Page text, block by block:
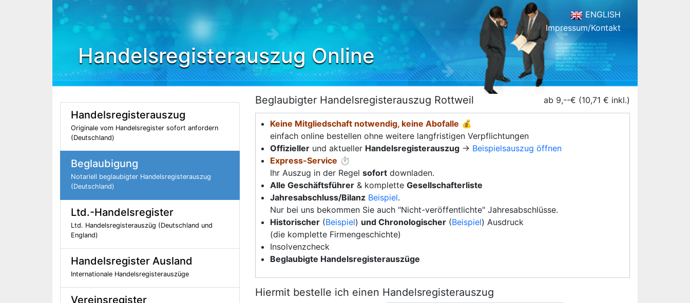
Handelsregisterauszug Online
ENGLISH
Impressum/Kontakt
Handelsregisterauszug
Originale vom Handelsregister sofort anfordern
(Deutschland)
Beglaubigung
Notariell beglaubigter Handelsregisterauszug
(Deutschland)
Ltd.-Handelsregister
Ltd. Handelsregisterauszüg (Deutschland und
England)
Handelsregister Ausland
Internationale Handelsregisterauszüge
Vereinsregister
Beglaubigter Handelsregisterauszug Rottweil ab 9,--€ (10,71 € inkl.)
Keine Mitgliedschaft notwendig, keine Abofalle 💰
einfach online bestellen ohne weitere langfristigen Verpflichtungen
Offizieller und aktueller Handelsregisterauszug → Beispielsauszug öffnen
Express-Service ⏱️
Ihr Auszug in der Regel sofort downladen.
Alle Geschäftsführer & komplette Gesellschafterliste
Jahresabschluss/Bilanz Beispiel.
Nur bei uns bekommen Sie auch "Nicht-veröffentlichte" Jahresabschlüsse.
Historischer (Beispiel) und Chronologischer (Beispiel) Ausdruck
(die komplette Firmengeschichte)
Insolvenzcheck
Beglaubigte Handelsregisterauszüge
Hiermit bestelle ich einen Handelsregisterauszug